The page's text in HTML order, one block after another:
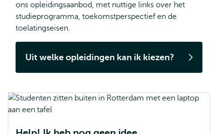
ons opleidingsaanbod, met nuttige links over het
studieprogramma, toekomstperspectief en de
toelatingseisen.
Uit welke opleidingen kan ik kiezen?